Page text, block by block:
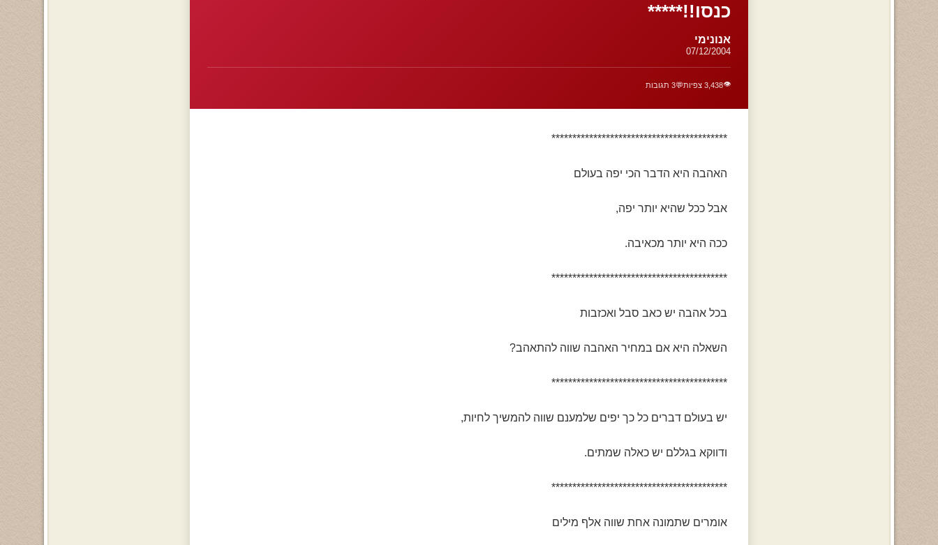
כנסו!!*****
אנונימי
07/12/2004
👁️3,438 צפיות 💬3 תגובות
******************************************
האהבה היא הדבר הכי יפה בעולם
אבל ככל שהיא יותר יפה,
ככה היא יותר מכאיבה.
******************************************
בכל אהבה יש כאב סבל ואכזבות
השאלה היא אם במחיר האהבה שווה להתאהב?
******************************************
יש בעולם דברים כל כך יפים שלמענם שווה להמשיך לחיות,
ודווקא בגללם יש כאלה שמתים.
******************************************
אומרים שתמונה אחת שווה אלף מילים